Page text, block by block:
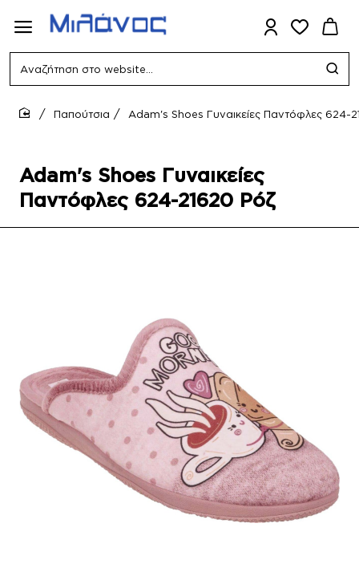
Αναζήτηση
website...
Adam's Shoes Γυναικείες
Παντόφλες 624-21620 Ρόζ
Παπούτσια Adam's Shoes Γυναικείες Παντόφλες 624-